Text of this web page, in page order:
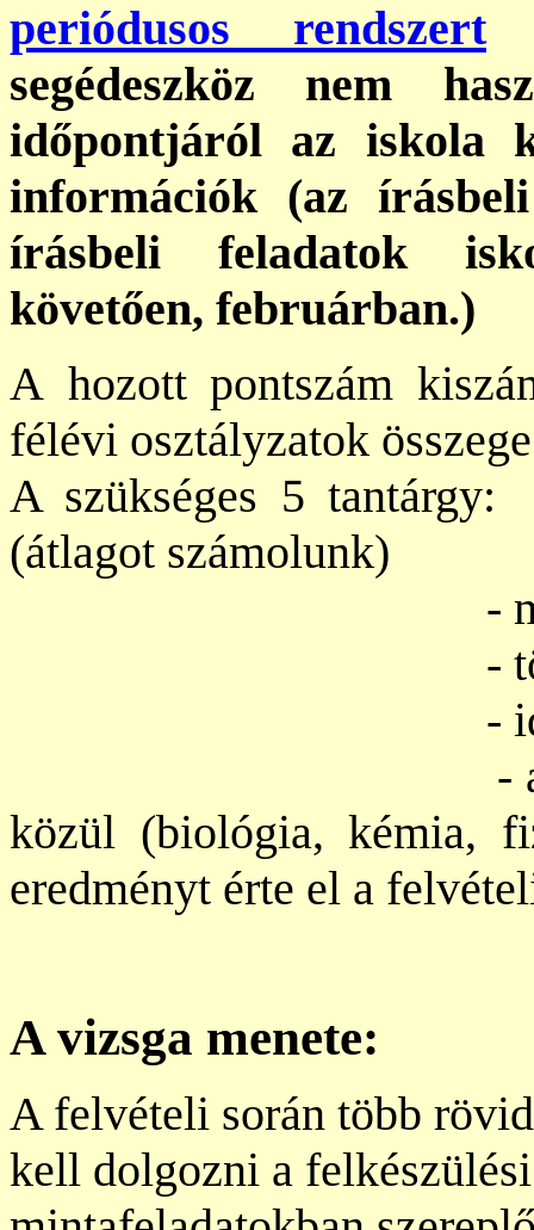
periódusos rendszert
segédeszköz nem
időpontjáról az iskola
információk (az
írásbeli feladatok
követően, februárban.)
A hozott pontszám
félévi osztályzatok
A szükséges 5
(átlagot számolunk)
-
-
- idegen
- a
közül (biológia, kémia,
eredményt érte el a
A vizsga menete:
A felvételi során több
kell dolgozni a